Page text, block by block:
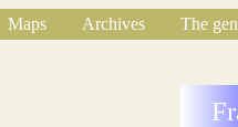
Maps Archives
The